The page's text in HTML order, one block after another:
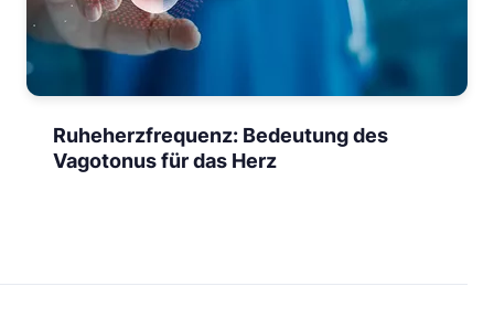
Ruheherzfrequenz: Bedeutung des
Vagotonus für das Herz